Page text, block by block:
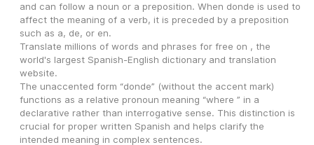
and can follow a noun or a preposition. When donde is used to
affect the meaning of a verb, it is preceded by a preposition
such as a, de, or en.
Translate millions of words and phrases for free on , the
world's largest Spanish-English dictionary and translation
website.
The unaccented form “donde” (without the accent mark)
functions as a relative pronoun meaning “where ” in a
declarative rather than interrogative sense. This distinction is
crucial for proper written Spanish and helps clarify the
intended meaning in complex sentences.